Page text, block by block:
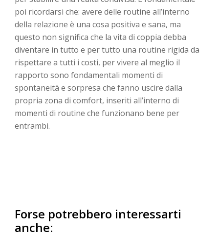
poi ricordarsi che: avere delle routine all’interno
della relazione è una cosa positiva e sana, ma
questo non significa che la vita di coppia debba
diventare in tutto e per tutto una routine rigida da
rispettare a tutti i costi, per vivere al meglio il
rapporto sono fondamentali momenti di
spontaneità e sorpresa che fanno uscire dalla
propria zona di comfort, inseriti all’interno di
momenti di routine che funzionano bene per
entrambi.
Forse potrebbero interessarti
anche: